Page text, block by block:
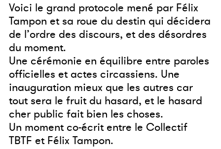
Voici le grand protocole mené par Félix
Tampon et sa roue du destin qui décidera
de l’ordre des discours, et des désordres
du moment.
Une cérémonie en équilibre entre paroles
officielles et actes circassiens. Une
inauguration mieux que les autres car
tout sera le fruit du hasard, et le hasard
cher public fait bien les choses.
Un moment co-écrit entre le Collectif
TBTF et Félix Tampon.